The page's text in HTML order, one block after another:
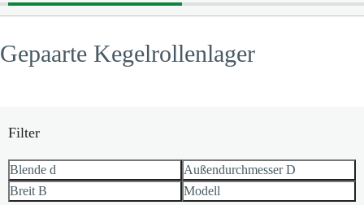
Gepaarte Kegelrollenlager
Filter
Blende d
Außendurchmesser D
Breit B
Modell